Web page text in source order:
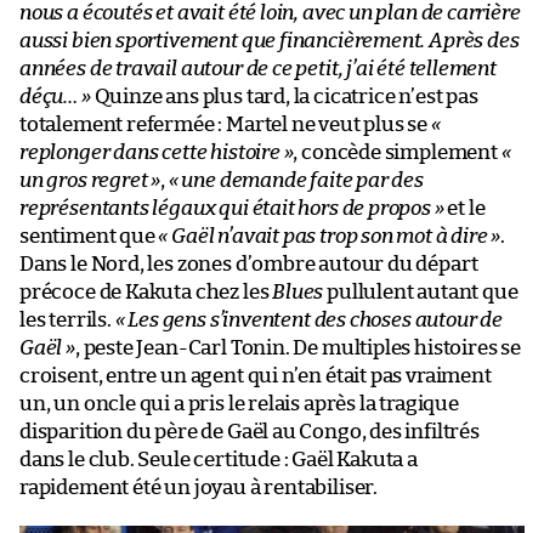
nous a écoutés et avait été loin, avec un plan de carrière
aussi bien sportivement que financièrement. Après des
années de travail autour de ce petit, j’ai été tellement
déçu… »Quinze ans plus tard, la cicatrice n’est pas
totalement refermée : Martel ne veut plus se«
replonger dans cette histoire », concède simplement«
un gros regret », « une demande faite par des
représentants légaux qui était hors de propos »et le
sentiment que« Gaël n’avait pas trop son mot à dire ».
Dans le Nord, les zones d’ombre autour du départ
précoce de Kakuta chez lesBluespullulent autant que
les terrils. « Les gens s’inventent des choses autour de
Gaël », peste Jean-Carl Tonin. De multiples histoires se
croisent, entre un agent qui n’en était pas vraiment
un, un oncle qui a pris le relais après la tragique
disparition du père de Gaël au Congo, des infiltrés
dans le club. Seule certitude : Gaël Kakuta a
rapidement été un joyau à rentabiliser.